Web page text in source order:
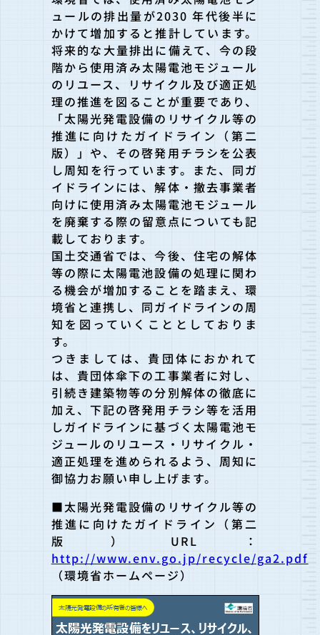
ュールの排出量が2030 年代後半に
かけて増加すると推計しています。
将来的な大量排出に備えて、今の段
階から使用済み太陽電池モジュール
のリユース、リサイクル及び適正処
理の推進を図ることが重要であり、
「太陽光発電設備のリサイクル等の
推進に向けたガイドライン（第二
版）」や、その啓発用チラシを公表
し周知を行っています。また、同ガ
イドラインには、解体・撤去事業者
向けに使用済み太陽電池モジュール
を廃棄する際の留意点についても記
載しております。
国土交通省では、今後、住宅の解体
等の際に太陽電池設備の処理に関わ
る機会が増加することを踏まえ、環
境省と連携し、同ガイドラインの周
知を図っていくこととしておりま
す。
つきましては、貴団体におかれて
は、貴団体傘下の工事業者に対し、
引続き建築物等の分別解体の徹底に
加え、下記の啓発用チラシ等を活用
しガイドラインに基づく太陽電池モ
ジュールのリユース・リサイクル・
適正処理を進められるよう、周知に
御協力お願い申し上げます。
■太陽光発電設備のリサイクル等の
推進に向けたガイドライン（第二
版）URL：
http://www.env.go.jp/recycle/ga2.pdf
（環境省ホームページ）